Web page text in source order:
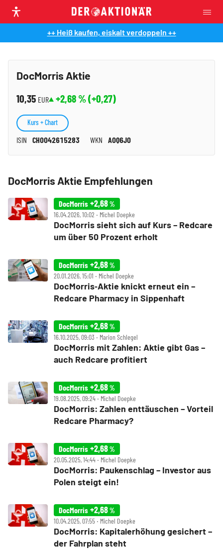
++ Heiß kaufen, eiskalt verdoppeln ++
DocMorris Aktie
10,35 EUR +2,68 % (+0,27)
ISIN CH0042615283 WKN A0Q6J0
Kurs + Chart
DocMorris Aktie Empfehlungen
DocMorris +2,68%
16.04.2026, 10:02 ‧ Michel Doepke
DocMorris sieht sich auf Kurs – Redcare
um über 50 Prozent erholt
DocMorris +2,68%
20.01.2026, 15:01 ‧ Michel Doepke
DocMorris‑Aktie knickt erneut ein –
Redcare Pharmacy in Sippenhaft
DocMorris +2,68%
16.10.2025, 09:03 ‧ Marion Schlegel
DocMorris mit Zahlen: Aktie gibt Gas –
auch Redcare profitiert
DocMorris +2,68%
19.08.2025, 09:24 ‧ Michel Doepke
DocMorris: Zahlen enttäuschen – Vorteil
Redcare Pharmacy?
DocMorris +2,68%
20.05.2025, 14:44 ‧ Michel Doepke
DocMorris: Paukenschlag – Investor aus
Polen steigt ein!
DocMorris +2,68%
10.04.2025, 07:55 ‧ Michel Doepke
DocMorris: Kapitalerhöhung gesichert –
der Fahrplan steht